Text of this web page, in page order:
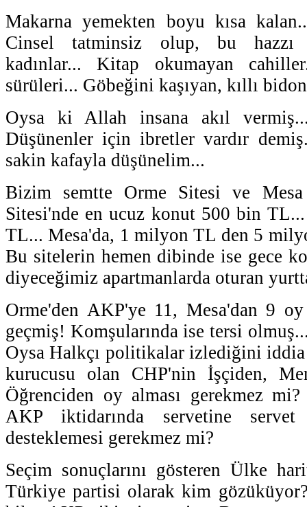
Makarna yemekten boyu kısa
Cinsel tatminsiz olup, bu hazzı
kadınlar... Kitap okumayan
sürüleri... Göbeğini kaşıyan, kıllı
Oysa ki Allah insana akıl
Düşünenler için ibretler vardır
sakin kafayla düşünelim...
Bizim semtte Orme Sitesi ve
Sitesi'nde en ucuz konut 500 bin TL...
TL... Mesa'da, 1 milyon TL den 5
Bu sitelerin hemen dibinde ise gece
diyeceğimiz apartmanlarda oturan
Orme'den AKP'ye 11, Mesa'dan 9 oy
geçmiş! Komşularında ise tersi
Oysa Halkçı politikalar izlediğini
kurucusu olan CHP'nin İşçiden,
Öğrenciden oy alması gerekmez
AKP iktidarında servetine
desteklemesi gerekmez mi?
Seçim sonuçlarını gösteren Ülke
Türkiye partisi olarak kim